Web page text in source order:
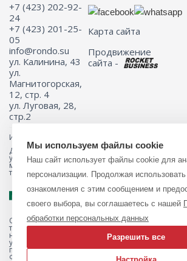
+7 (423) 202-92-
24
+7 (423) 201-25-
05
info@rondo.su
ул. Калинина, 43
ул.
Магнитогорская,
12, стр. 4
ул. Луговая, 28,
стр.2
Карта сайта
Продвижение
сайта -
Информация на сайте не является публичной
Для получения подробной информации о
указанных товаров и (или) услуг, пожалуйста,
менеджеру сайта с помощью специальной
телефону 8 (423) 201-25-05
Обращаем ваше внимание на то, что данный
также вся информация о товарах и ценах,
носит исключительно информационный
условиях не является публичной офертой,
положениями Статьи 437 Гражданского
Федерации.
Мы используем файлы cookie
Наш сайт использует файлы cookie для
персонализации. Продолжая
ознакомления с этим сообщением и
своего выбора, вы соглашаетесь с нашей
обработки персональных данных
Разрешить все